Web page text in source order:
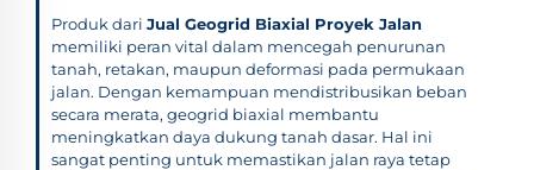
Produk dari Jual Geogrid Biaxial Proyek Jalan
memiliki peran vital dalam mencegah penurunan
tanah, retakan, maupun deformasi pada permukaan
jalan. Dengan kemampuan mendistribusikan beban
secara merata, geogrid biaxial membantu
meningkatkan daya dukung tanah dasar. Hal ini
sangat penting untuk memastikan jalan raya tetap